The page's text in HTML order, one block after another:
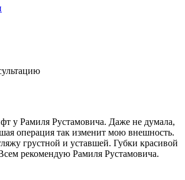
у Рамиля Рустамовича. Даже не думала,
операция так изменит мою внешность.
грустной и уставшей. Губки красивой
рекомендую Рамиля Рустамовича.